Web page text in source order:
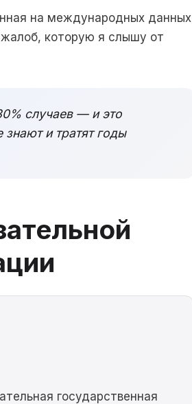
на международных данных
которую я слышу от
случаев — и это
и тратят годы
государственная